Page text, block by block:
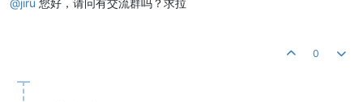
@jiru 您好，请问有交流群吗？求拉
0